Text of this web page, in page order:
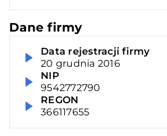
Dane firmy
Data rejestracji firmy
20 grudnia 2016
NIP
9542772790
REGON
366117655